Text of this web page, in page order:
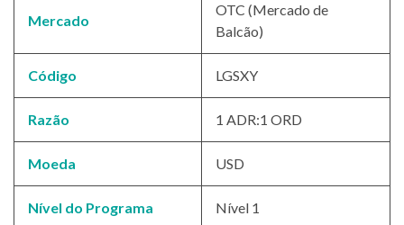
Mercado
OTC (Mercado de
Balcão)
Código LGSXY
Razão 1 ADR:1 ORD
Moeda USD
Nível do Programa Nível 1